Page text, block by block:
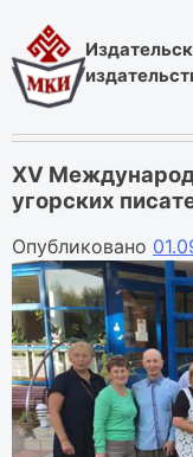
to
content
ХV
угорских
Опубликовано